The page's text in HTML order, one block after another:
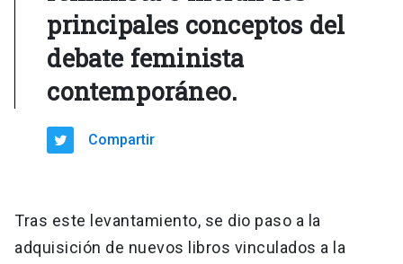
principales conceptos del
debate feminista
contemporáneo.
Compartir
Tras este levantamiento, se dio paso a la
adquisición de nuevos libros vinculados a la